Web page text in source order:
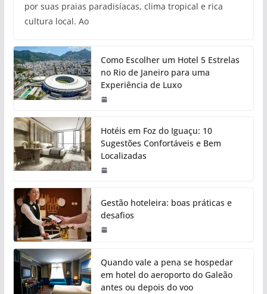
por suas praias paradisíacas, clima tropical e rica
cultura local. Ao
Como Escolher um Hotel 5 Estrelas
no Rio de Janeiro para uma
Experiência de Luxo
Hotéis em Foz do Iguaçu: 10
Sugestões Confortáveis e Bem
Localizadas
Gestão hoteleira: boas práticas e
desafios
Quando vale a pena se hospedar
em hotel do aeroporto do Galeão
antes ou depois do voo